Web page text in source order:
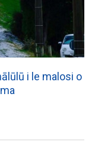
i le malosi o